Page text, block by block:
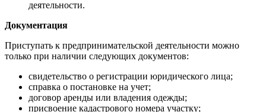
деятельности.
Документация
Приступать к предпринимательской деятельности можно
только при наличии следующих документов:
свидетельство о регистрации юридического лица;
справка о постановке на учет;
договор аренды или владения одежды;
присвоение кадастрового номера участку;